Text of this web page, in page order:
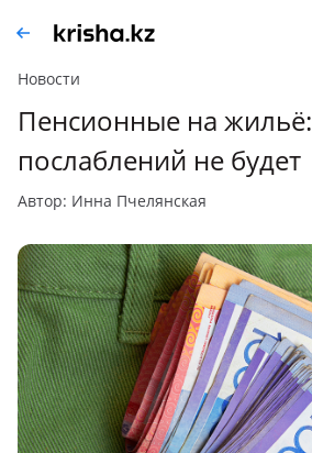
Новости
Пенсионные на жильё:
послаблений не будет
автор: Инна Пчелянская